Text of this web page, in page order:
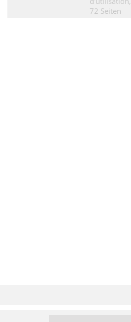
72 Seiten